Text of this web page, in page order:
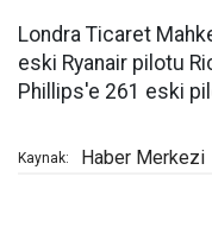
Londra Ticaret
eski Ryanair pilotu
Phillips'e 261 eski
Kaynak: Haber Merkezi